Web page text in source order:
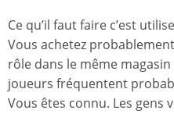
Ce qu’il faut faire c’est
Vous achetez
rôle dans le même
joueurs fréquentent
Vous êtes connu. Les gens